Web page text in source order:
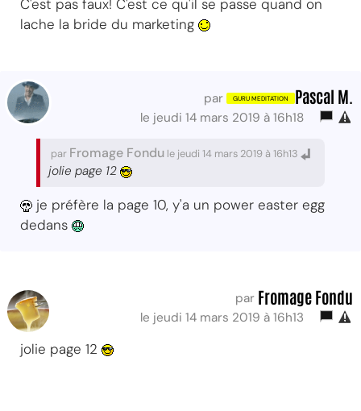
C'est pas faux! C'est ce qu'il se passe quand on
lache la bride du marketing
par Pascal M.
le jeudi 14 mars 2019 à 16h18
par Fromage Fondu le jeudi 14 mars 2019 à 16h13
jolie page 12
je préfère la page 10, y'a un power easter egg
dedans
par Fromage Fondu
le jeudi 14 mars 2019 à 16h13
jolie page 12